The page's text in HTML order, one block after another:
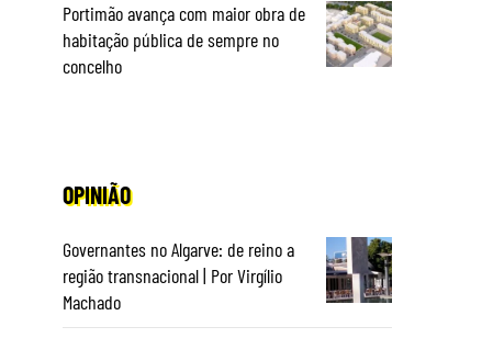
Portimão avança com maior obra de
habitação pública de sempre no
concelho
OPINIÃO
Governantes no Algarve: de reino a
região transnacional | Por Virgílio
Machado